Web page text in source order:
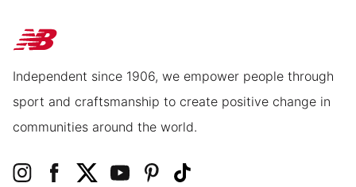
Independent since 1906, we empower people through
sport and craftsmanship to create positive change in
communities around the world.